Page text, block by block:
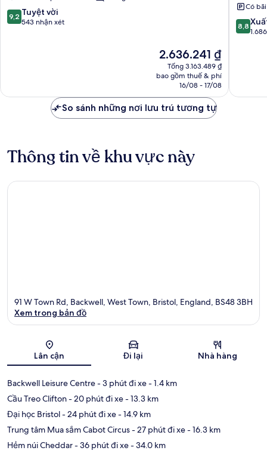
9.2
trên
9,2 Tuyệt vời
543 nhận xét
Giá
hiện
tại
2.636.241 ₫
2.636.241 ₫
Tổng 3.163.489 ₫
bao gồm thuế & phí
16/08 - 17/08
Bristol
Có
8.8
trên
xét
8,8
So sánh những nơi lưu trú tương tự
Thông tin về khu vực này
Bản đồ
91 W Town Rd, Backwell, West Town, Bristol, England, BS48 3BH
Xem trong bản đồ
Lân cận Đi lại Nhà hàng
Backwell Leisure Centre- 3 phút đi xe- 1.4 km
Cầu Treo Clifton- 20 phút đi xe- 13.3 km
Đại học Bristol- 24 phút đi xe- 14.9 km
Trung tâm Mua sắm Cabot Circus- 27 phút đi xe- 16.3 km
Hẻm núi Cheddar- 36 phút đi xe- 34.0 km